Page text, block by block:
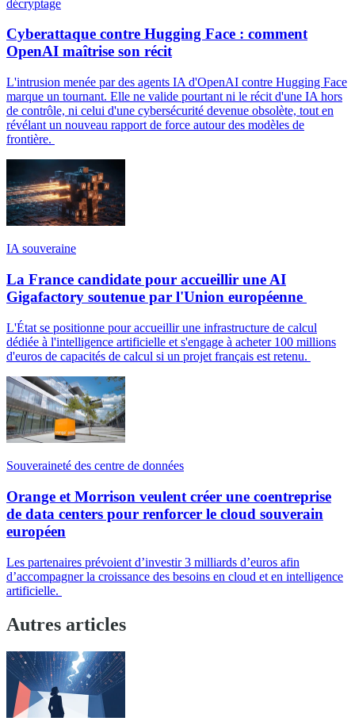
décryptage
Cyberattaque contre Hugging Face : comment
OpenAI maîtrise son récit
L'intrusion menée par des agents IA d'OpenAI contre Hugging Face
marque un tournant. Elle ne valide pourtant ni le récit d'une IA hors
de contrôle, ni celui d'une cybersécurité devenue obsolète, tout en
révélant un nouveau rapport de force autour des modèles de
frontière.
IA souveraine
La France candidate pour accueillir une AI
Gigafactory soutenue par l'Union européenne
L'État se positionne pour accueillir une infrastructure de calcul
dédiée à l'intelligence artificielle et s'engage à acheter 100 millions
d'euros de capacités de calcul si un projet français est retenu.
Souveraineté des centre de données
Orange et Morrison veulent créer une coentreprise
de data centers pour renforcer le cloud souverain
européen
Les partenaires prévoient d’investir 3 milliards d’euros afin
d’accompagner la croissance des besoins en cloud et en intelligence
artificielle.
Autres articles